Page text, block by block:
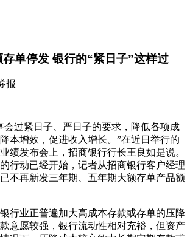
单停发 银行的“紧日子”这样过
报
过紧日子、严日子的要求，降低各项成
本增效，促进收入增长。”在近日举行的
绩发布会上，招商银行行长王良如是说。
行动已经开始，记者从招商银行客户经理
不再新发三年期、五年期大额存单产品额
业正普遍加大高成本存款或存单的压降
意愿较强，银行流动性相对充裕，但资产